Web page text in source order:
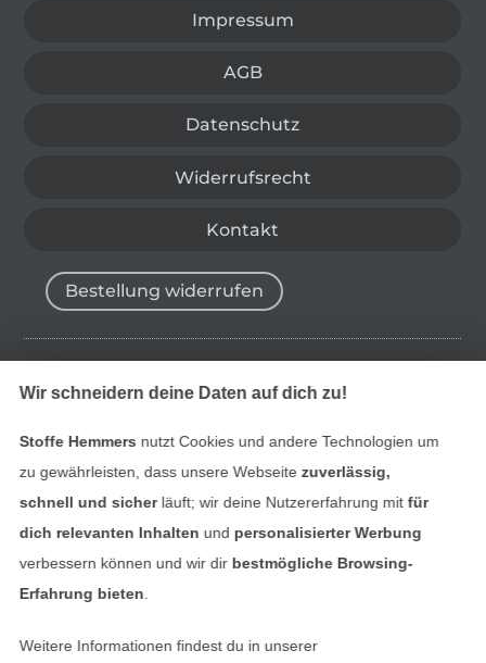
Impressum
AGB
Datenschutz
Widerrufsrecht
Kontakt
Bestellung widerrufen
Finde mehr Inspiration
Wir schneidern deine Daten auf dich zu!
Stoffe Hemmers nutzt Cookies und andere Technologien um
zu gewährleisten, dass unsere Webseite zuverlässig,
schnell und sicherläuft; wir deine Nutzererfahrung mitfür
dich relevanten Inhalten und personalisierter Werbung
verbessern können und wir dir bestmögliche Browsing-
Erfahrung bieten
Weitere Informationen findest du in unserer